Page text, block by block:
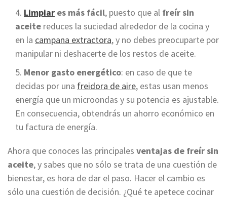
Limpiar es más fácil, puesto que al freír sin
aceite reduces la suciedad alrededor de la cocina y
en la campana extractora, y no debes preocuparte por
manipular ni deshacerte de los restos de aceite.
Menor gasto energético: en caso de que te
decidas por una freidora de aire, estas usan menos
energía que un microondas y su potencia es ajustable.
En consecuencia, obtendrás un ahorro económico en
tu factura de energía.
Ahora que conoces las principales ventajas de freír sin
aceite, y sabes que no sólo se trata de una cuestión de
bienestar, es hora de dar el paso. Hacer el cambio es
sólo una cuestión de decisión. ¿Qué te apetece cocinar